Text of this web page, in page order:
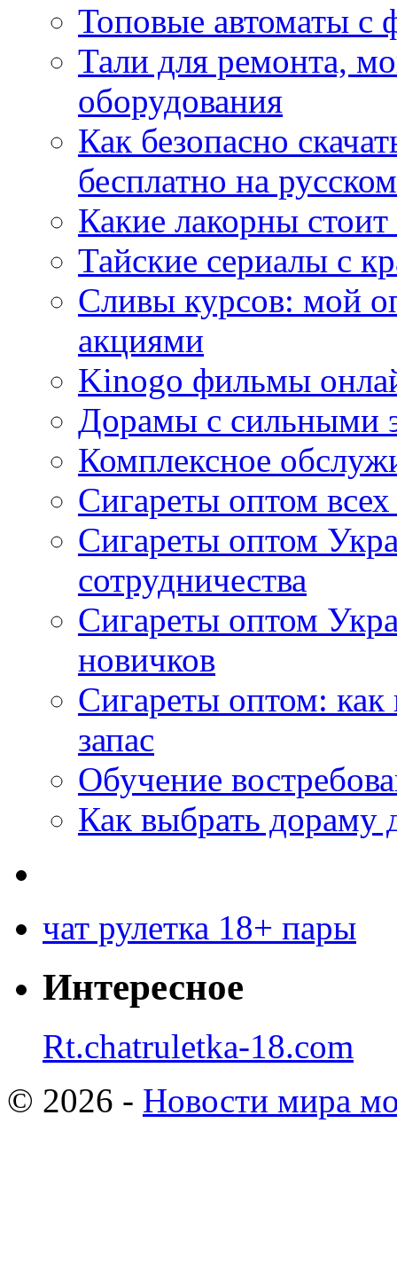
Топовые автоматы с
Тали для ремонта,
оборудования
Как безопасно
бесплатно на
Какие лакорны
Тайские сериалы с
Сливы курсов: мой
акциями
Kinogo фильмы
Дорамы с сильными
Комплексное
Сигареты оптом
Сигареты оптом
сотрудничества
Сигареты оптом
новичков
Сигареты оптом:
запас
Обучение
Как выбрать дораму
чат рулетка 18+ пары
Интересное
Rt.chatruletka-18.com
© 2026 - Новости мира